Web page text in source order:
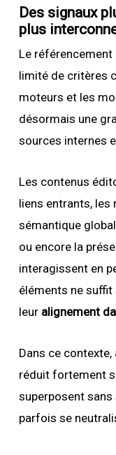
Des signaux
plus
Le référencement
limité de critères
moteurs et les
désormais une
sources internes
Les contenus
liens entrants, les
sémantique
ou encore la
interagissent en
éléments ne suffit
leur alignement
Dans ce
réduit fortement
superposent sans
parfois se